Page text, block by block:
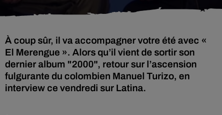
À coup sûr, il va accompagner votre été avec «
El Merengue ». Alors qu’il vient de sortir son
dernier album "2000", retour sur l’ascension
fulgurante du colombien Manuel Turizo, en
interview ce vendredi sur Latina.